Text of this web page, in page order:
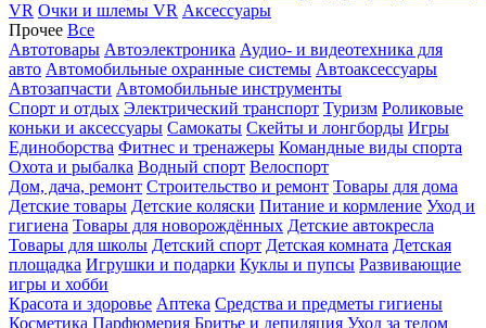
VR Очки и шлемы VR Аксессуары
Прочее Все
Автотовары Автоэлектроника Аудио- и видеотехника для
авто Автомобильные охранные системы Автоаксессуары
Автозапчасти Автомобильные инструменты
Спорт и отдых Электрический транспорт Туризм Роликовые
коньки и аксессуары Самокаты Скейты и лонгборды Игры
Единоборства Фитнес и тренажеры Командные виды спорта
Охота и рыбалка Водный спорт Велоспорт
Дом, дача, ремонт Строительство и ремонт Товары для дома
Детские товары Детские коляски Питание и кормление Уход и
гигиена Товары для новорождённых Детские автокресла
Товары для школы Детский спорт Детская комната Детская
площадка Игрушки и подарки Куклы и пупсы Развивающие
игры и хобби
Красота и здоровье Аптека Средства и предметы гигиены
Косметика Парфюмерия Бритье и депиляция Уход за телом